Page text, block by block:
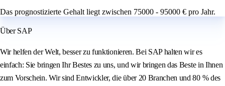
Das prognostizierte Gehalt liegt zwischen 75000 - 95000 € pro Jahr.
Über SAP
Wir helfen der Welt, besser zu funktionieren. Bei SAP halten wir es
einfach: Sie bringen Ihr Bestes zu uns, und wir bringen das Beste in Ihnen
zum Vorschein. Wir sind Entwickler, die über 20 Branchen und 80 % des